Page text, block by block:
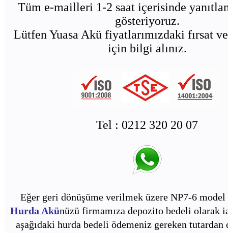
Tüm e-mailleri 1-2 saat içerisinde
gösteriyoruz.
Lütfen Yuasa Akü fiyatlarımızdaki fırsat
için bilgi alınız.
Tel : 0212 320 20 07
Eğer geri dönüşüme verilmek üzere NP7-6
Hurda Akünüzü firmamıza depozito bedeli olarak
aşağıdaki hurda bedeli ödemeniz gereken tutardan